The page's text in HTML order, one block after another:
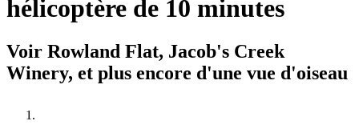
hélicoptère de 10 minutes
Voir Rowland Flat, Jacob's Creek
Winery, et plus encore d'une vue d'oiseau